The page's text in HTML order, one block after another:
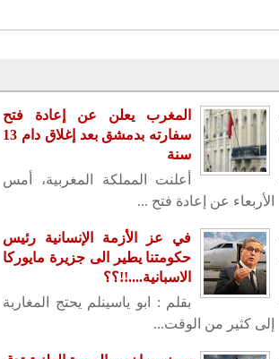
المغرب يعلن عن إعادة فتح
سفارته بدمشق بعد إغلاق دام 13
سنة
أعلنت المملكة المغربية، أمس
الأربعاء عن إعادة فتح ...
في عز الأزمة الإنسانية رئيس
حكومتنا يطير الى جزيرة مايوركا
الاسبانية....!!؟؟
بقلم : ابو ياسينلم يحتج المغاربة
إلى كثير من الوقت...